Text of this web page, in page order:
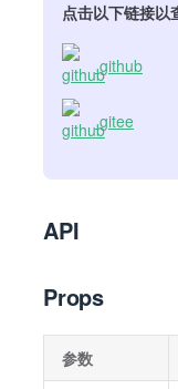
点击以下链接以
github
gitee
API
Props
参数